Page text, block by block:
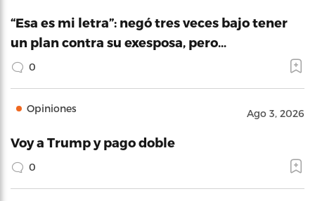
“Esa es mi letra”: negó tres veces bajo tener
un plan contra su exesposa, pero…
0
Opiniones Ago 3, 2026
Voy a Trump y pago doble
0